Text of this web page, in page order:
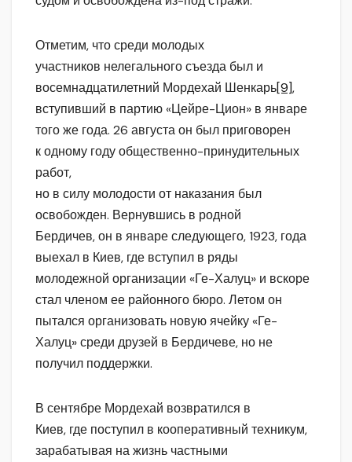
Отметим, что среди молодых
участников нелегального съезда был и
восемнадцатилетний Мордехай Шенкарь[9],
вступивший в партию «Цейре-Цион» в январе
того же года. 26 августа он был приговорен
к одному году общественно-принудительных
работ,
но в силу молодости от наказания был
освобожден. Вернувшись в родной
Бердичев, он в январе следующего, 1923, года
выехал в Киев, где вступил в ряды
молодежной организации «Ге-Халуц» и вскоре
стал членом ее районного бюро. Летом он
пытался организовать новую ячейку «Ге-
Халуц» среди друзей в Бердичеве, но не
получил поддержки.
В сентябре Мордехай возвратился в
Киев, где поступил в кооперативный техникум,
зарабатывая на жизнь частными